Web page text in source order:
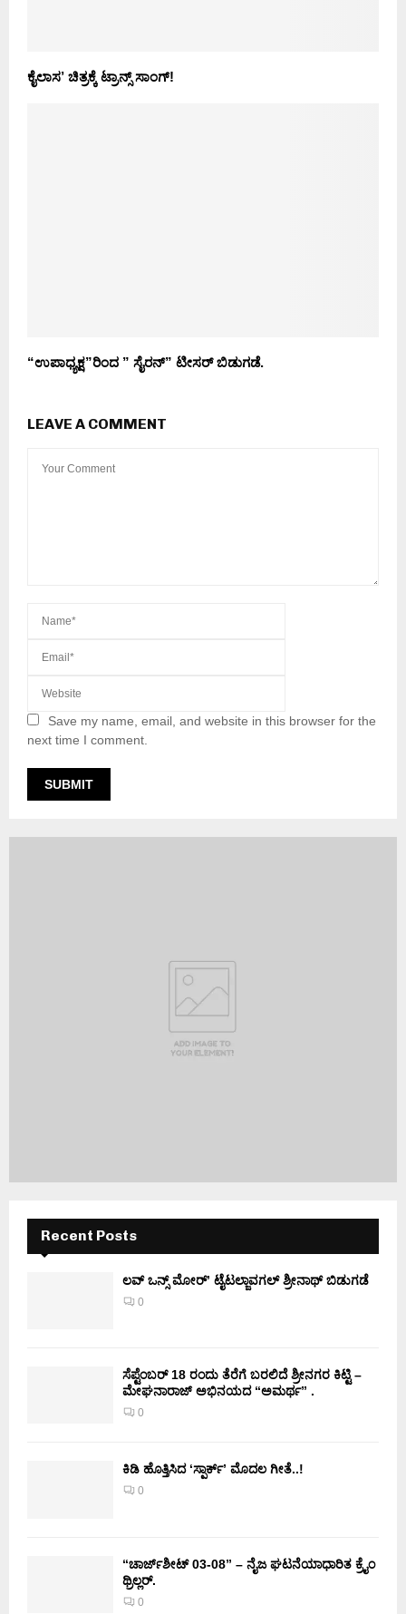
ಕೈಲಾಸ’ ಚಿತ್ರಕ್ಕೆ ಟ್ರಾನ್ಸ್ ಸಾಂಗ್!
“ಉಪಾಧ್ಯಕ್ಷ”ರಿಂದ ” ಸೈರನ್” ಟೀಸರ್ ಬಿಡುಗಡೆ.
LEAVE A COMMENT
Save my name, email, and website in this browser for the
next time I comment.
Recent Posts
ಲವ್ ಒನ್ಸ್ ಮೋರ್’ ಟೈಟಲ್ಜಾವಗಲ್ ಶ್ರೀನಾಥ್ ಬಿಡುಗಡೆ
0
ಸೆಪ್ಟೆಂಬರ್ 18 ರಂದು ತೆರೆಗೆ ಬರಲಿದೆ ಶ್ರೀನಗರ ಕಿಟ್ಟಿ –
ಮೇಘನಾರಾಜ್ ಅಭಿನಯದ “ಅಮರ್ಥ” .
0
ಕಿಡಿ‌‌ ಹೊತ್ತಿಸಿದ ‘ಸ್ಪಾರ್ಕ್’ ಮೊದಲ‌ ಗೀತೆ..!
0
“ಚಾರ್ಜ್‌ಶೀಟ್ 03-08” – ನೈಜ ಘಟನೆಯಾಧಾರಿತ ಕ್ರೈಂ
ಥ್ರಿಲ್ಲರ್.
0